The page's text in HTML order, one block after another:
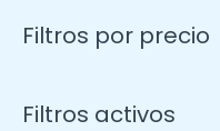
Filtros por precio
Filtros activos